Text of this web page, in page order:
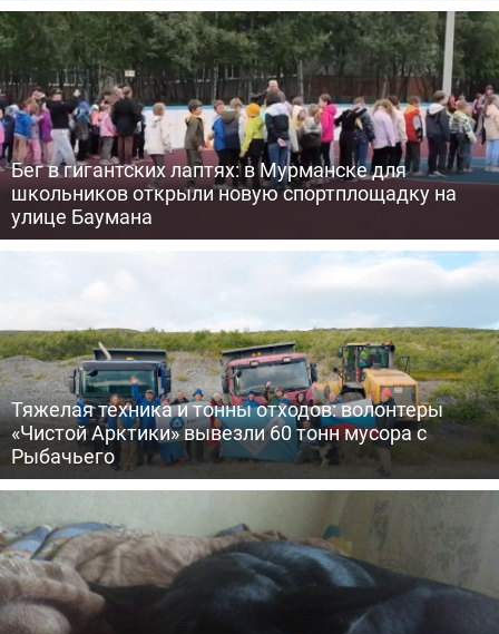
Бег в гигантских лаптях: в Мурманске для
школьников открыли новую спортплощадку на
улице Баумана
Тяжелая техника и тонны отходов: волонтеры
«Чистой Арктики» вывезли 60 тонн мусора с
Рыбачьего